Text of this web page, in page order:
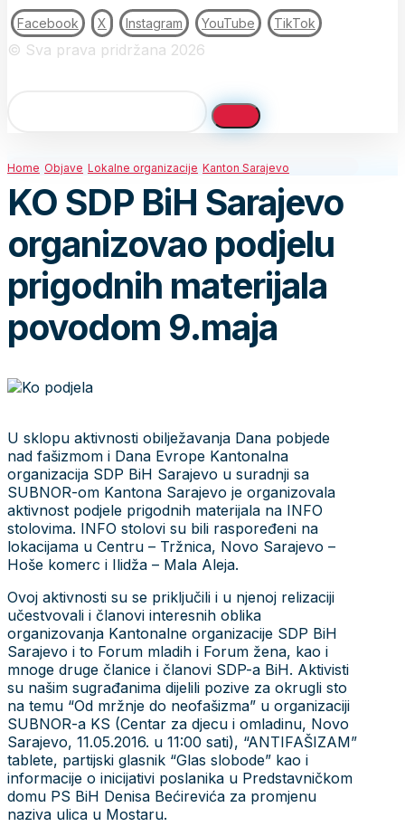
Facebook X Instagram YouTube TikTok
© Sva prava pridržana 2026
Home Objave Lokalne organizacije Kanton Sarajevo
KO SDP BiH Sarajevo
organizovao podjelu
prigodnih materijala
povodom 9.maja
U sklopu aktivnosti obilježavanja Dana pobjede
nad fašizmom i Dana Evrope Kantonalna
organizacija SDP BiH Sarajevo u suradnji sa
SUBNOR-om Kantona Sarajevo je organizovala
aktivnost podjele prigodnih materijala na INFO
stolovima. INFO stolovi su bili raspoređeni na
lokacijama u Centru – Tržnica, Novo Sarajevo –
Hoše komerc i Ilidža – Mala Aleja.
Ovoj aktivnosti su se priključili i u njenoj relizaciji
učestvovali i članovi interesnih oblika
organizovanja Kantonalne organizacije SDP BiH
Sarajevo i to Forum mladih i Forum žena, kao i
mnoge druge članice i članovi SDP-a BiH. Aktivisti
su našim sugrađanima dijelili pozive za okrugli sto
na temu “Od mržnje do neofašizma” u organizaciji
SUBNOR-a KS (Centar za djecu i omladinu, Novo
Sarajevo, 11.05.2016. u 11:00 sati), “ANTIFAŠIZAM”
tablete, partijski glasnik “Glas slobode” kao i
informacije o inicijativi poslanika u Predstavničkom
domu PS BiH Denisa Bećirevića za promjenu
naziva ulica u Mostaru.